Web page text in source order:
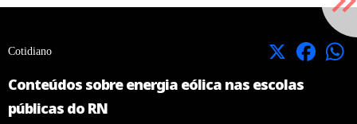
Cotidiano X Facebook
Conteúdos sobre energia eólica nas escolas
públicas do RN